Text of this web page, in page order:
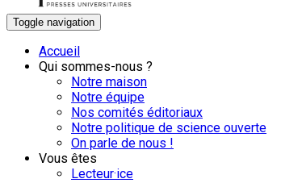
Toggle navigation
Accueil
Qui sommes-nous ?
Notre maison
Notre équipe
Nos comités éditoriaux
Notre politique de science ouverte
On parle de nous !
Vous êtes
Lecteur·ice